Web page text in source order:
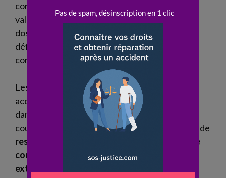
conseille sur la stratégie à adopter pour faire
valoir vos droits. Ce professionnel analyse le
dossier, prépare les arguments et assure la
défense des intérêts de lavictimedevant la
commission ou le tribunal.
Les associations d’aide auxvictimes
accompagnement personnalisé. Elles assistent
dans la constitution du dossier, la rédaction de
courriers et la compréhension des mécanismes de
responsabilité déontologique
responsabilité
contractuelle
responsabilité
extracontractuelle